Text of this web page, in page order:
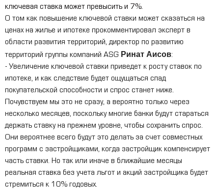
ключевая ставка может превысить и 7%.
О том как повышение ключевой ставки может сказаться на
ценах на жилье и ипотеке прокомментировал эксперт в
области развития территорий, директор по развитию
территорий группы компаний ASG Ринат Аисов:
- Увеличение ключевой ставки приведет к росту ставок по
ипотеке, и как следствие будет ощущаться спад
покупательской способности и спрос станет ниже.
Почувствуем мы это не сразу, а вероятно только через
несколько месяцев, поскольку многие банки будут стараться
держать ставку на прежнем уровне, чтобы сохранить спрос.
Они вероятнее всего будут это делать за счет совместных
программ с застройщиками, когда застройщик компенсирует
часть ставки. Но так или иначе в ближайшие месяцы
реальная ставка без учета льгот и акций застройщика будет
стремиться к 10% годовых.